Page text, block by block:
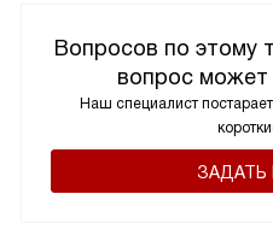
Вопросов по этому
вопрос может
Наш специалист
ЗАДАТЬ